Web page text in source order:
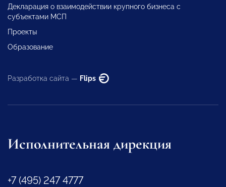
Декларация о взаимодействии крупного бизнеса с
субъектами МСП
Проекты
Образование
Разработка сайта — Flips
Исполнительная дирекция
+7 (495) 247 4777